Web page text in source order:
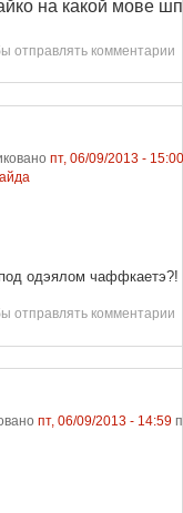
на какой мове
отправлять комментарии
пт, 06/09/2013 - 15:00
одэялом чаффкаетэ?!
отправлять комментарии
пт, 06/09/2013 - 14:59